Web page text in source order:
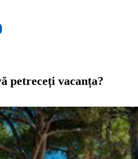
petreceți vacanța?